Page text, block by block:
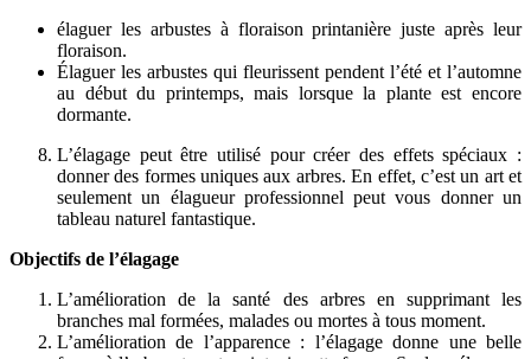
élaguer les arbustes à floraison printanière juste après leur
floraison.
Élaguer les arbustes qui fleurissent pendent l’été et l’automne
au début du printemps, mais lorsque la plante est encore
dormante.
L’élagage peut être utilisé pour créer des effets spéciaux :
donner des formes uniques aux arbres. En effet, c’est un art et
seulement un élagueur professionnel peut vous donner un
tableau naturel fantastique.
Objectifs de l’élagage
L’amélioration de la santé des arbres en supprimant les
branches mal formées, malades ou mortes à tous moment.
L’amélioration de l’apparence : l’élagage donne une belle